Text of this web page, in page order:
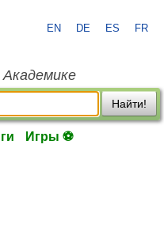
EN DE ES FR
Академике
Найти!
Игры ⚽